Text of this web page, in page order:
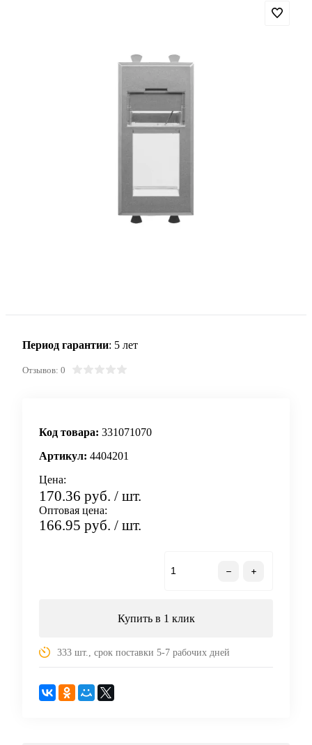
Период гарантии: 5 лет
Отзывов: 0
Код товара: 331071070
Артикул: 4404201
Цена:
170.36 руб. / шт.
Оптовая цена:
166.95 руб. / шт.
Купить в 1 клик
333 шт., срок поставки 5-7 рабочих дней